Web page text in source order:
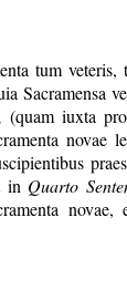
tum
Sacramensa
iuxta
novae
in Quarto
novae,